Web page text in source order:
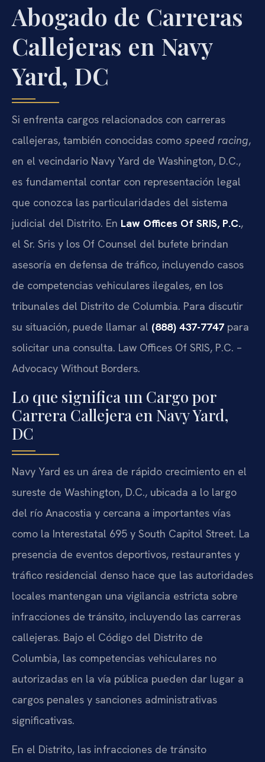
Abogado de Carreras
Callejeras en Navy
Yard, DC
Si enfrenta cargos relacionados con carreras
callejeras, también conocidas como speed racing,
en el vecindario Navy Yard de Washington, D.C.,
es fundamental contar con representación legal
que conozca las particularidades del sistema
judicial del Distrito. En Law Offices Of SRIS, P.C.,
el Sr. Sris y los Of Counsel del bufete brindan
asesoría en defensa de tráfico, incluyendo casos
de competencias vehiculares ilegales, en los
tribunales del Distrito de Columbia. Para discutir
su situación, puede llamar al (888) 437-7747 para
solicitar una consulta. Law Offices Of SRIS, P.C. –
Advocacy Without Borders.
Lo que significa un Cargo por
Carrera Callejera en Navy Yard,
DC
Navy Yard es un área de rápido crecimiento en el
sureste de Washington, D.C., ubicada a lo largo
del río Anacostia y cercana a importantes vías
como la Interestatal 695 y South Capitol Street. La
presencia de eventos deportivos, restaurantes y
tráfico residencial denso hace que las autoridades
locales mantengan una vigilancia estricta sobre
infracciones de tránsito, incluyendo las carreras
callejeras. Bajo el Código del Distrito de
Columbia, las competencias vehiculares no
autorizadas en la vía pública pueden dar lugar a
cargos penales y sanciones administrativas
significativas.
En el Distrito, las infracciones de tránsito